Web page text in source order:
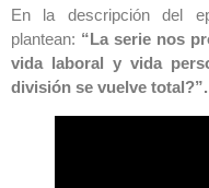
En la descripción del
plantean: “La serie nos
vida laboral y vida
división se vuelve total?”.